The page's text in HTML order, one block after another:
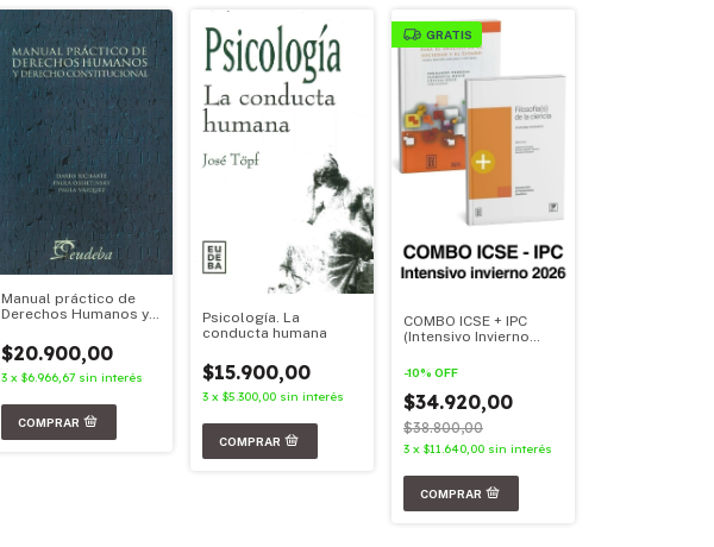
Manual práctico de
Derechos Humanos y
Constitucional
$20.900,00
3 x $6.966,67 sin interés
Psicología. La
conducta humana
$15.900,00
3 x $5.300,00 sin interés
GRATIS
COMBO ICSE + IPC
(Intensivo Invierno
-10% OFF
$34.920,00
$38.800,00
3 x $11.640,00 sin interés